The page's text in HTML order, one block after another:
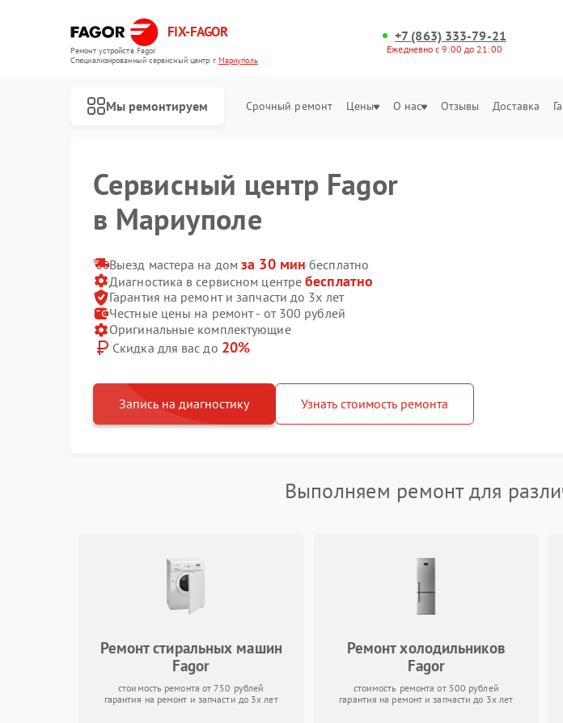
FIX-FAGOR
Ремонт устройств Fagor
Специализированный cервисный центр г.Мариуполь
+7 (863) 333-79-21
Ежедневно с 9:00 до 21:00
Мы ремонтируем Срочный ремонт Цены О нас Отзывы Доставка
Сервисный центр Fagor
в Мариуполе
Выезд мастера на домза 30 мин бесплатно
Диагностика в сервисном центребесплатно
Гарантия на ремонт и запчасти до 3х лет
Честные цены на ремонт - от 300 рублей
Оригинальные комплектующие
Скидка для вас до 20%
Запись на диагностику Узнать стоимость ремонта
Выполняем ремонт для
Ремонт стиральных машин
Fagor
стоимость ремонта от 750 рублей
гарантия на ремонт и запчасти до 3х лет
Ремонт холодильников
Fagor
стоимость ремонта от 500 рублей
гарантия на ремонт и запчасти до 3х лет